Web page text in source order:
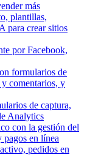
más
plantillas,
para crear sitios
por Facebook,
formularios de
comentarios, y
de captura,
Analytics
con la gestión del
pagos en línea
pedidos en